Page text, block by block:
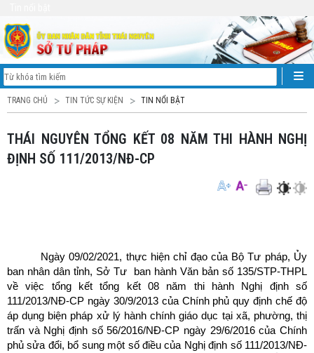
TRANG CHỦ TIN TỨC SỰ KIỆN TIN NỔI BẬT
THÁI NGUYÊN TỔNG KẾT 08 NĂM THI HÀNH NGHỊ
ĐỊNH SỐ 111/2013/NĐ-CP
Ngày 09/02/2021, thực hiện chỉ đạo của Bộ Tư pháp, Ủy
ban nhân dân tỉnh, Sở Tư ban hành Văn bản số 135/STP-THPL
về việc tổng kết tổng kết 08 năm thi hành Nghị định số
111/2013/NĐ-CP ngày 30/9/2013 của Chính phủ quy định chế độ
áp dụng biện pháp xử lý hành chính giáo dục tại xã, phường, thị
trấn và Nghị định số 56/2016/NĐ-CP ngày 29/6/2016 của Chính
phủ sửa đổi, bổ sung một số điều của Nghị định số 111/2013/NĐ-